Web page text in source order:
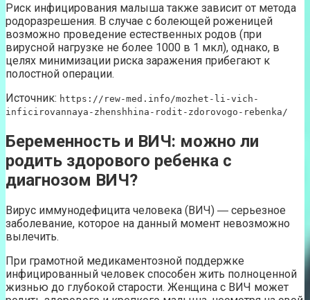
Риск инфицирования малыша также зависит от метода
родоразрешения. В случае с болеющей роженицей
возможно проведение естественных родов (при
вирусной нагрузке не более 1000 в 1 мкл), однако, в
целях минимизации риска заражения прибегают к
полостной операции.
Источник: https://rew-med.info/mozhet-li-vich-
inficirovannaya-zhenshhina-rodit-zdorovogo-rebenka/
Беременность и ВИЧ: можно ли
родить здорового ребенка с
диагнозом ВИЧ?
Вирус иммунодефицита человека (ВИЧ) ― серьезное
заболевание, которое на данный момент невозможно
вылечить.
При грамотной медикаментозной поддержке
инфицированный человек способен жить полноценной
жизнью до глубокой старости. Женщина с ВИЧ может